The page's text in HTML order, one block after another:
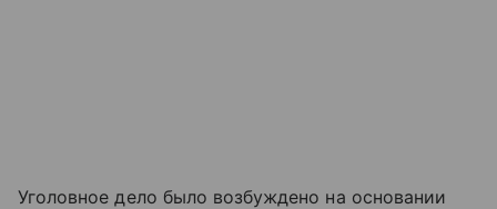
Уголовное дело было возбуждено на основании